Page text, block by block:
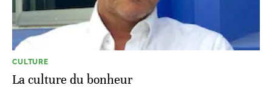
CULTURE
La culture du bonheur